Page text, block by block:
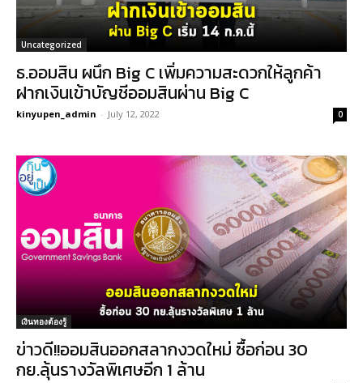
Uncategorized
ธ.ออมสิน ผนึก Big C เพิ่มความสะดวกให้ลูกค้า
ฝากเงินเข้าบัญชีออมสินผ่าน Big C
kinyupen_admin - July 12, 2022 0
เงินทองต้องรู้
ข่าวดี!!ออมสินออกสลากงวดใหม่ ซื้อก่อน 30
กย.ลุ้นรางวัลพิเศษอีก 1 ล้าน